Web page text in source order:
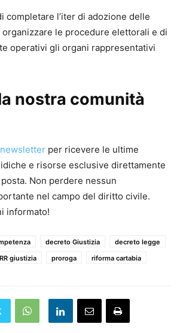
completare l’iter di adozione delle
le procedure elettorali e di
operativi gli organi rappresentativi
nostra comunità
newsletter per ricevere le ultime
e risorse esclusive direttamente
Non perdere nessun
nel campo del diritto civile.
informato!
decreto Giustizia
decreto legge
giustizia proroga riforma cartabia